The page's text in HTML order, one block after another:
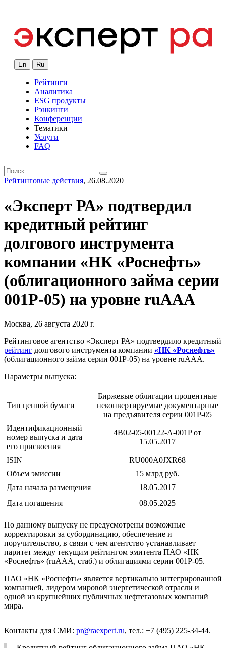
En Ru
Рейтинги
Аналитика
ESG продукты
Рэнкинги
Конференции
Тематики
Услуги
FAQ
Рейтинговые действия, 26.08.2020
«Эксперт РА» подтвердил
кредитный рейтинг
долгового инструмента
компании «НК «Роснефть»
(облигационного займа серии
001Р-05) на уровне ruAAA
Москва, 26 августа 2020 г.
Рейтинговое агентство «Эксперт РА» подтвердило кредитный
рейтинг долгового инструмента компании «НК «Роснефть»
(облигационного займа серии 001Р-05) на уровне ruAAA.
Параметры выпуска:
Тип ценной бумаги
Биржевые облигации процентные
неконвертируемые документарные
на предъявителя серии 001Р-05
Идентификационный
номер выпуска и дата
его присвоения
4B02-05-00122-A-001P от
15.05.2017
ISIN
RU000A0JXR68
Объем эмиссии
15 млрд руб.
Дата начала размещения
18.05.2017
Дата погашения
08.05.2025
По данному выпуску не предусмотрены возможные
корректировки за субординацию, обеспечение и
поручительство, в связи с чем агентство устанавливает
паритет между текущим рейтингом эмитента ПАО «НК
«Роснефть» (ruAAA, стаб.) и облигациями серии 001Р-05.
ПАО «НК «Роснефть» является вертикально интегрированной
компанией, лидером мировой энергетической отрасли и
одной из крупнейших публичных нефтегазовых компаний
мира.
Контакты для СМИ: pr@raexpert.ru, тел.: +7 (495) 225-34-44.